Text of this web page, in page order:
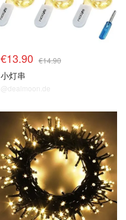
€13.90 €14.90
小灯串
@dealmoon.de